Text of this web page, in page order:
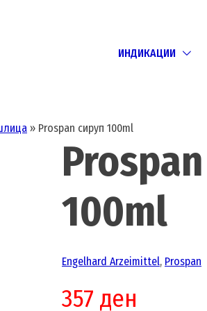
ИНДИКАЦИИ
» Prospan сируп 100ml
100ml
Engelhard Arzeimittel, Prospan
357 ден